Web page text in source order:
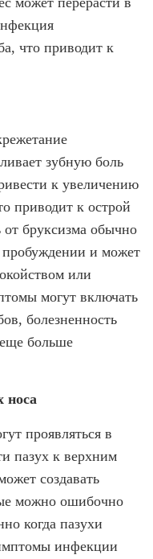
что приводит к
зубную боль
к увеличению
приводит к острой
от бруксизма обычно
пробуждении и может
или
могут включать
болезненность
больше
носа
проявляться в
пазух к верхним
создавать
можно ошибочно
когда пазухи
инфекции